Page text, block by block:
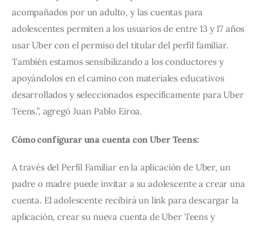
acompañados por un adulto, y las cuentas para
adolescentes permiten a los usuarios de entre 13 y 17 años
usar Uber con el permiso del titular del perfil familiar.
También estamos sensibilizando a los conductores y
apoyándolos en el camino con materiales educativos
desarrollados y seleccionados específicamente para Uber
Teens.”, agregó Juan Pablo Eiroa.
Cómo configurar una cuenta con Uber Teens:
A través del Perfil Familiar en la aplicación de Uber, un
padre o madre puede invitar a su adolescente a crear una
cuenta. El adolescente recibirá un link para descargar la
aplicación, crear su nueva cuenta de Uber Teens y